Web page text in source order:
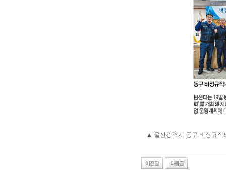
▲ 울산광역시 동구 비정규직